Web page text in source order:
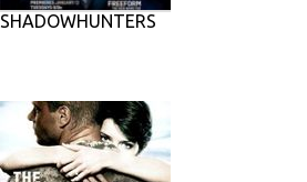
SHADOWHUNTERS